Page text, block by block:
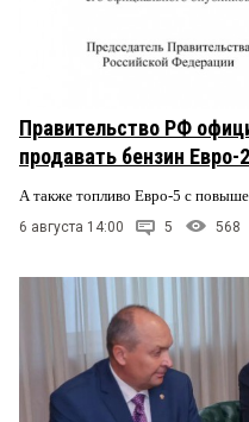
Правительство РФ
продавать бензин Евро-
А также топливо Евро-5 с
6 августа 14:00 5 568